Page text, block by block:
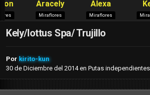
Kely/lottus Spa/ Trujillo
Por kirito-kun
30 de Diciembre del 2014en Putas